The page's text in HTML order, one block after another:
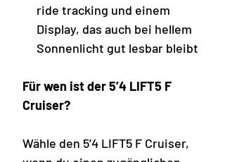
ride tracking und einem
Display, das auch bei hellem
Sonnenlicht gut lesbar bleibt
Für wen ist der 5’4 LIFT5 F
Cruiser?
Wähle den 5’4 LIFT5 F Cruiser,